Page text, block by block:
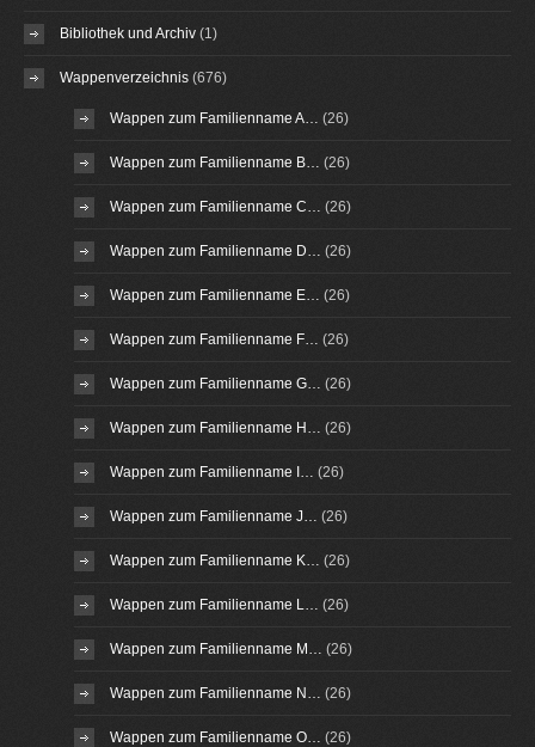
Bibliothek und Archiv (1)
Wappenverzeichnis (676)
Wappen zum Familienname A… (26)
Wappen zum Familienname B… (26)
Wappen zum Familienname C… (26)
Wappen zum Familienname D… (26)
Wappen zum Familienname E… (26)
Wappen zum Familienname F… (26)
Wappen zum Familienname G… (26)
Wappen zum Familienname H… (26)
Wappen zum Familienname I… (26)
Wappen zum Familienname J… (26)
Wappen zum Familienname K… (26)
Wappen zum Familienname L… (26)
Wappen zum Familienname M… (26)
Wappen zum Familienname N… (26)
Wappen zum Familienname O… (26)